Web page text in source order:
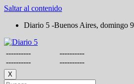
Saltar al contenido
Diario 5 -Buenos Aires, domingo
----------
----------
----------
----------
X